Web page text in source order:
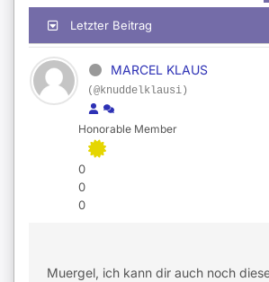
Letzter Beitrag
MARCEL KLAUS
(@knuddelklausi)
Honorable Member
0
0
0
Muergel, ich kann dir auch noch